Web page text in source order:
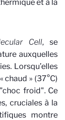
et à la
Cell, se
auxquelles
Lorsqu’elles
» (37°C)
froid". Ce
cruciales à la
montre